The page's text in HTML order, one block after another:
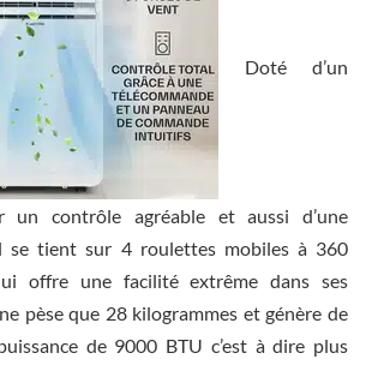
Doté d’un
un contrôle agréable et aussi d’une
se tient sur 4 roulettes mobiles à 360
offre une facilité extrême dans ses
pèse que 28 kilogrammes et génère de
de 9000 BTU c’est à dire plus